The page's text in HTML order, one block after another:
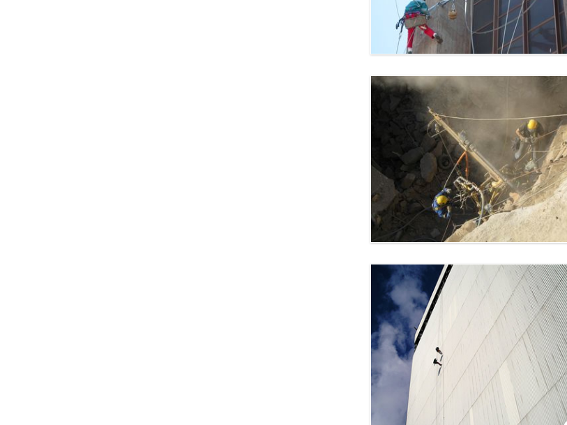
Gardanne (13)
Tirage ligne
Marseille
Marseille (13)
Forage sur parois - Saint
Raphaël
Saint Raphaël (83)